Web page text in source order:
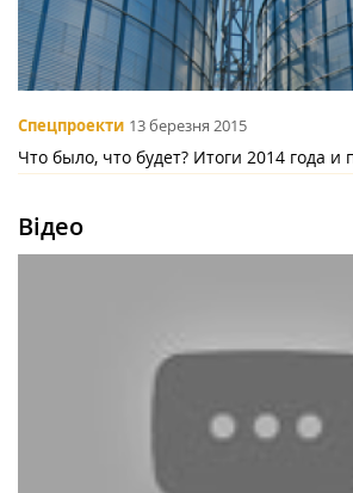
Спецпроекти 13 березня 2015
Что было, что будет? Итоги 2014 года и
Відео